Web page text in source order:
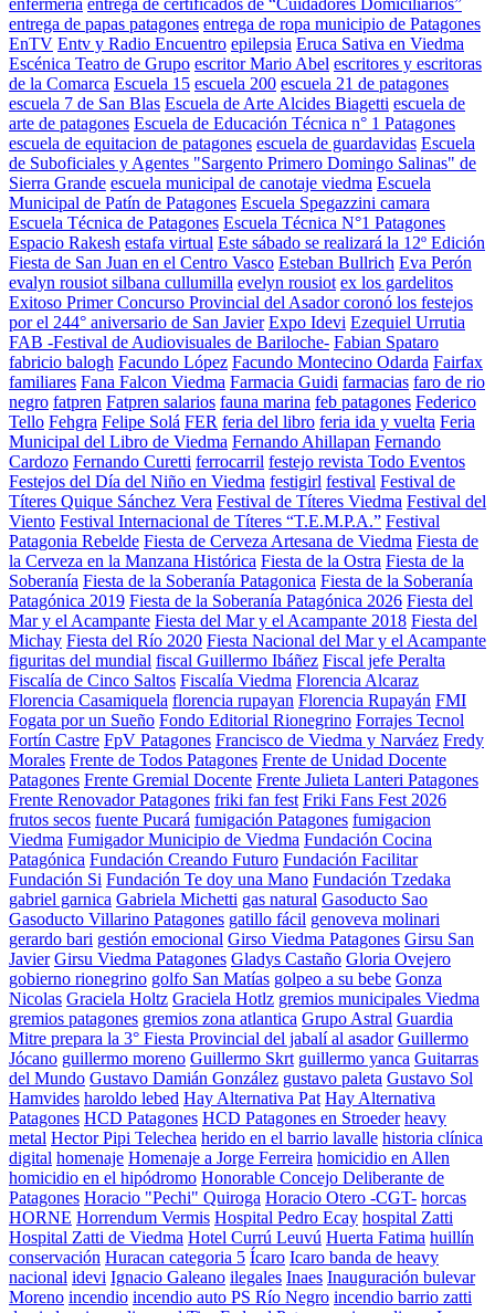
enfermería entrega de certificados de “Cuidadores Domiciliarios”
entrega de papas patagones entrega de ropa municipio de Patagones
EnTV Entv y Radio Encuentro epilepsia Eruca Sativa en Viedma
Escénica Teatro de Grupo escritor Mario Abel escritores y escritoras
de la Comarca Escuela 15 escuela 200 escuela 21 de patagones
escuela 7 de San Blas Escuela de Arte Alcides Biagetti escuela de
arte de patagones Escuela de Educación Técnica n° 1 Patagones
escuela de equitacion de patagones escuela de guardavidas Escuela
de Suboficiales y Agentes "Sargento Primero Domingo Salinas" de
Sierra Grande escuela municipal de canotaje viedma Escuela
Municipal de Patín de Patagones Escuela Spegazzini camara
Escuela Técnica de Patagones Escuela Técnica N°1 Patagones
Espacio Rakesh estafa virtual Este sábado se realizará la 12º Edición
Fiesta de San Juan en el Centro Vasco Esteban Bullrich Eva Perón
evalyn rousiot silbana cullumilla evelyn rousiot ex los gardelitos
Exitoso Primer Concurso Provincial del Asador coronó los festejos
por el 244° aniversario de San Javier Expo Idevi Ezequiel Urrutia
FAB -Festival de Audiovisuales de Bariloche- Fabian Spataro
fabricio balogh Facundo López Facundo Montecino Odarda Fairfax
familiares Fana Falcon Viedma Farmacia Guidi farmacias faro de rio
negro fatpren Fatpren salarios fauna marina feb patagones Federico
Tello Fehgra Felipe Solá FER feria del libro feria ida y vuelta Feria
Municipal del Libro de Viedma Fernando Ahillapan Fernando
Cardozo Fernando Curetti ferrocarril festejo revista Todo Eventos
Festejos del Día del Niño en Viedma festigirl festival Festival de
Títeres Quique Sánchez Vera Festival de Títeres Viedma Festival del
Viento Festival Internacional de Títeres “T.E.M.P.A.” Festival
Patagonia Rebelde Fiesta de Cerveza Artesana de Viedma Fiesta de
la Cerveza en la Manzana Histórica Fiesta de la Ostra Fiesta de la
Soberanía Fiesta de la Soberanía Patagonica Fiesta de la Soberanía
Patagónica 2019 Fiesta de la Soberanía Patagónica 2026 Fiesta del
Mar y el Acampante Fiesta del Mar y el Acampante 2018 Fiesta del
Michay Fiesta del Río 2020 Fiesta Nacional del Mar y el Acampante
figuritas del mundial fiscal Guillermo Ibáñez Fiscal jefe Peralta
Fiscalía de Cinco Saltos Fiscalía Viedma Florencia Alcaraz
Florencia Casamiquela florencia rupayan Florencia Rupayán FMI
Fogata por un Sueño Fondo Editorial Rionegrino Forrajes Tecnol
Fortín Castre FpV Patagones Francisco de Viedma y Narváez Fredy
Morales Frente de Todos Patagones Frente de Unidad Docente
Patagones Frente Gremial Docente Frente Julieta Lanteri Patagones
Frente Renovador Patagones friki fan fest Friki Fans Fest 2026
frutos secos fuente Pucará fumigación Patagones fumigacion
Viedma Fumigador Municipio de Viedma Fundación Cocina
Patagónica Fundación Creando Futuro Fundación Facilitar
Fundación Si Fundación Te doy una Mano Fundación Tzedaka
gabriel garnica Gabriela Michetti gas natural Gasoducto Sao
Gasoducto Villarino Patagones gatillo fácil genoveva molinari
gerardo bari gestión emocional Girso Viedma Patagones Girsu San
Javier Girsu Viedma Patagones Gladys Castaño Gloria Ovejero
gobierno rionegrino golfo San Matías golpeo a su bebe Gonza
Nicolas Graciela Holtz Graciela Hotlz gremios municipales Viedma
gremios patagones gremios zona atlantica Grupo Astral Guardia
Mitre prepara la 3° Fiesta Provincial del jabalí al asador Guillermo
Jócano guillermo moreno Guillermo Skrt guillermo yanca Guitarras
del Mundo Gustavo Damián González gustavo paleta Gustavo Sol
Hamvides haroldo lebed Hay Alternativa Pat Hay Alternativa
Patagones HCD Patagones HCD Patagones en Stroeder heavy
metal Hector Pipi Telechea herido en el barrio lavalle historia clínica
digital homenaje Homenaje a Jorge Ferreira homicidio en Allen
homicidio en el hipódromo Honorable Concejo Deliberante de
Patagones Horacio "Pechi" Quiroga Horacio Otero -CGT- horcas
HORNE Horrendum Vermis Hospital Pedro Ecay hospital Zatti
Hospital Zatti de Viedma Hotel Currú Leuvú Huerta Fatima huillín
conservación Huracan categoria 5 Ícaro Icaro banda de heavy
nacional idevi Ignacio Galeano ilegales Inaes Inauguración bulevar
Moreno incendio incendio auto PS Río Negro incendio barrio zatti